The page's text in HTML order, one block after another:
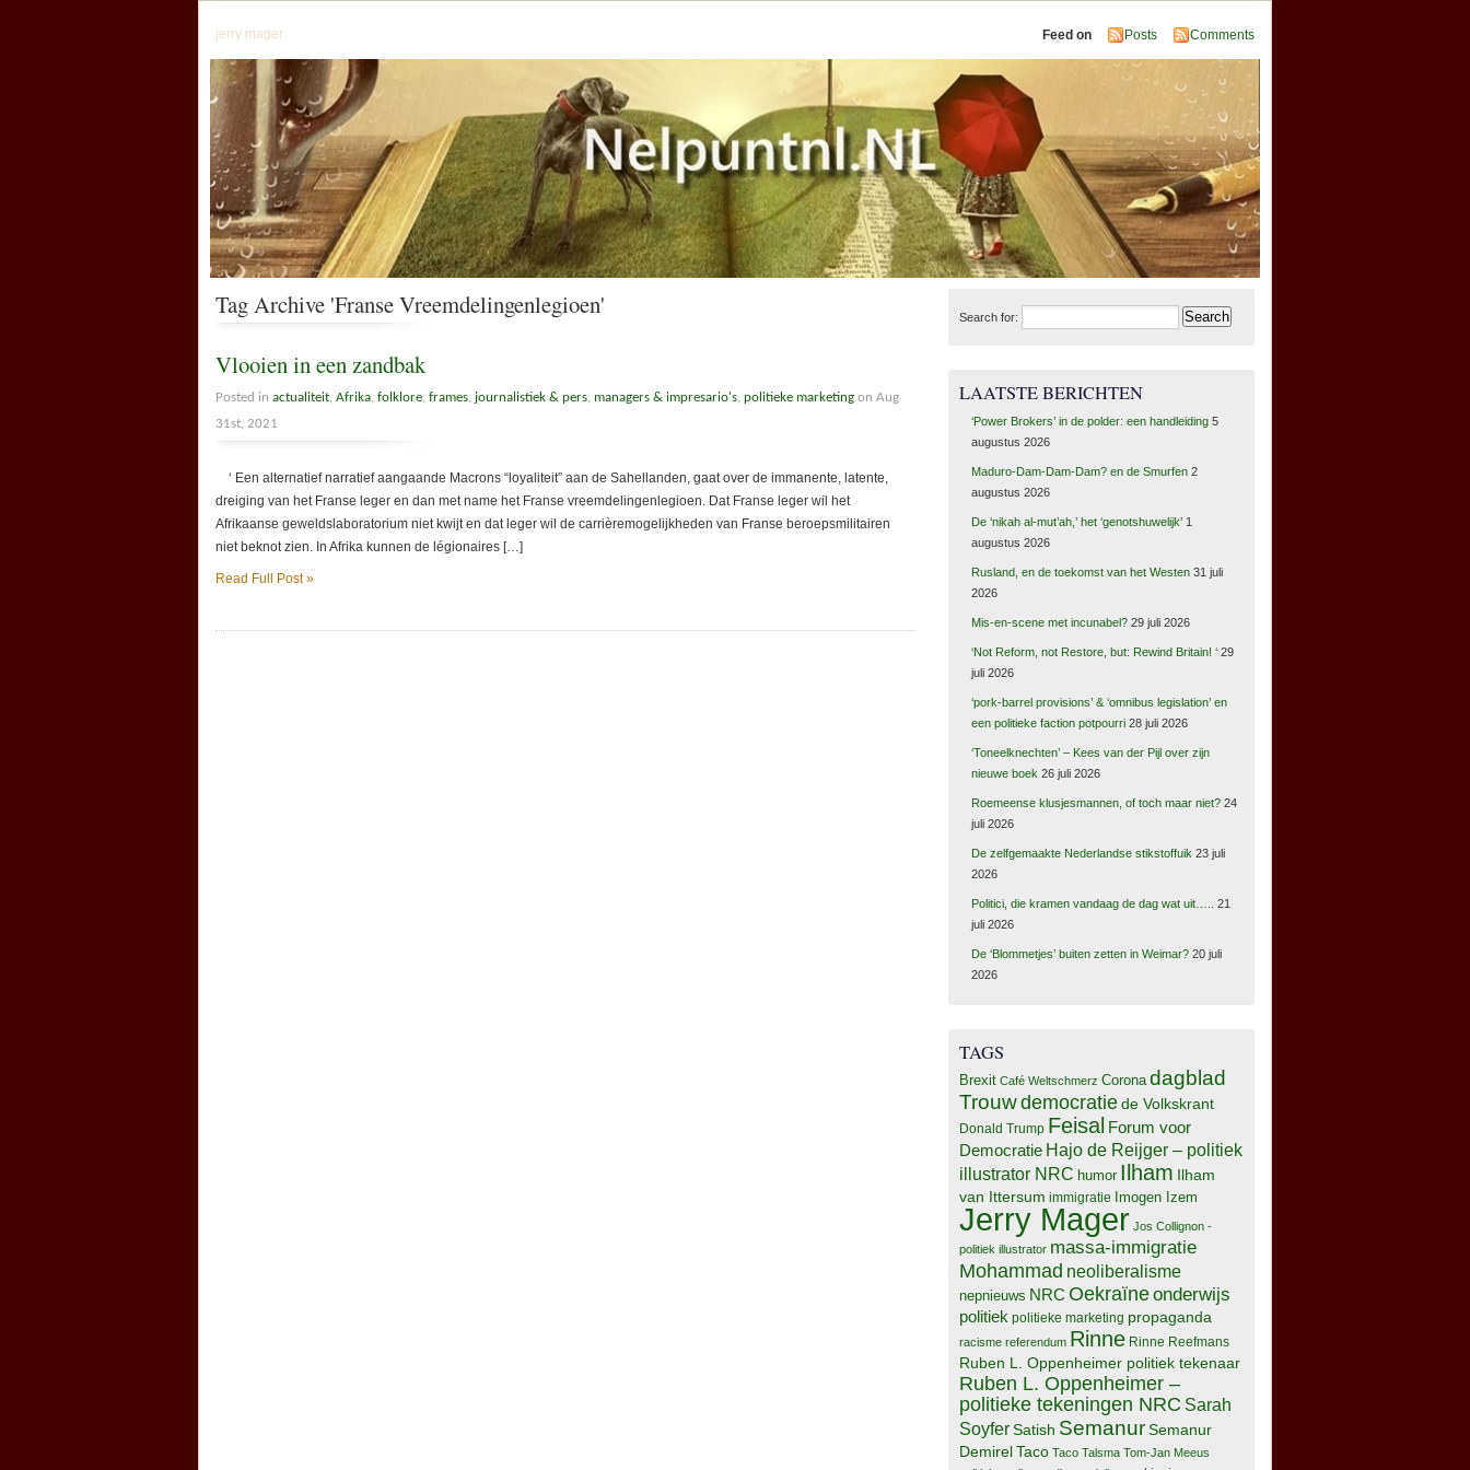
jerry mager Feed on Posts Comments
Tag Archive 'Franse Vreemdelingenlegioen'
Vlooien in een zandbak
Posted in actualiteit Afrika folklore frames journalistiek & pers managers & impresario's politieke marketing on Aug
31st, 2021
‘ Een alternatief narratief aangaande Macrons “loyaliteit” aan de Sahellanden, gaat over de immanente, latente,
dreiging van het Franse leger en dan met name het Franse vreemdelingenlegioen. Dat Franse leger wil het
Afrikaanse geweldslaboratorium niet kwijt en dat leger wil de carrièremogelijkheden van Franse beroepsmilitairen
niet beknot zien. In Afrika kunnen de légionaires […]
Read Full Post »
Search for:
LAATSTE BERICHTEN
‘Power Brokers’ in de polder: een handleiding 5
augustus 2026
Maduro-Dam-Dam-Dam? en de Smurfen 2
augustus 2026
De ‘nikah al-mut’ah,’ het ‘genotshuwelijk’ 1
augustus 2026
Rusland, en de toekomst van het Westen 31 juli
2026
Mis-en-scene met incunabel? 29 juli 2026
‘Not Reform, not Restore, but: Rewind Britain! ‘ 29
juli 2026
‘pork-barrel provisions’ & ‘omnibus legislation’ en
een politieke faction potpourri 28 juli 2026
‘Toneelknechten’ – Kees van der Pijl over zijn
nieuwe boek 26 juli 2026
Roemeense klusjesmannen, of toch maar niet? 24
juli 2026
De zelfgemaakte Nederlandse stikstoffuik 23 juli
2026
Politici, die kramen vandaag de dag wat uit…..
21
juli 2026
De ‘Blommetjes’ buiten zetten in Weimar? 20 juli
2026
TAGS
Brexit Café Weltschmerz Corona dagblad
Trouwdemocratiede Volkskrant
Donald Trump Feisal Forum voor
Democratie Hajo de Reijger – politiek
illustrator NRC humor Ilham Ilham
van Ittersum immigratie Imogen Izem
Jerry Mager Jos Collignon -
politiek illustrator massa-immigratie
Mohammad neoliberalisme
nepnieuws NRC Oekraïneonderwijs
politiek politieke marketing propaganda
racisme referendum Rinne Rinne Reefmans
Ruben L. Oppenheimer politiek tekenaar
Ruben L. Oppenheimer –
politieke tekeningen NRC Sarah
Soyfer Satish SemanurSemanur
DemirelTaco Taco Talsma Tom-Jan Meeus